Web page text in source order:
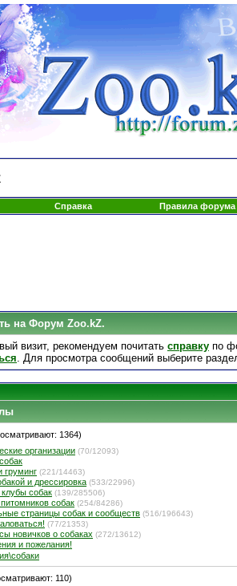
Справка Правила форума
на Форум Zoo.kZ.
визит, рекомендуем почитать справку по
. Для просмотра сообщений выберите
1364)
организации (70/12093)
груминг (221/14463)
и дрессировка (533/22996)
собак (139/285506)
собак (254/84286)
страницы собак и сообществ (516/196643)
(77/21353)
новичков о собаках (272/13612)
и пожелания!
110)